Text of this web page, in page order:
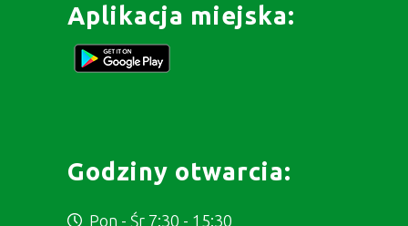
Aplikacja miejska:
Godziny otwarcia:
Pon - Śr 7:30 - 15:30